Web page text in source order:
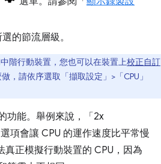
的節流層級。
階行動裝置，您也可以在裝置上校正自訂
，請依序選取「擷取設定」 >「CPU」
功能。舉例來說，「2x
選項會讓 CPU 的運作速度比平常慢
真正模擬行動裝置的 CPU，因為